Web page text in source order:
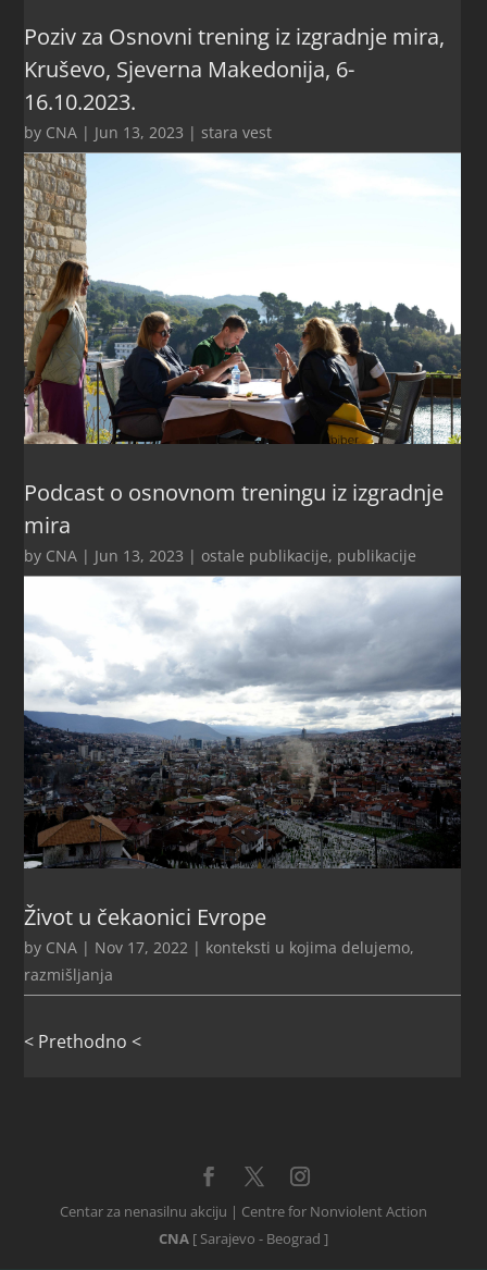
Poziv za Osnovni trening iz izgradnje mira,
Kruševo, Sjeverna Makedonija, 6-
16.10.2023.
by CNA | Jun 13, 2023 | stara vest
Podcast o osnovnom treningu iz izgradnje
mira
by CNA | Jun 13, 2023 | ostale publikacije, publikacije
Život u čekaonici Evrope
by CNA | Nov 17, 2022 | konteksti u kojima delujemo,
razmišljanja
< Prethodno <
Centar za nenasilnu akciju | Centre for Nonviolent Action
CNA[ Sarajevo - Beograd ]